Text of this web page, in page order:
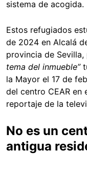
sistema de acogida.
Estos refugiados
de 2024 en Alcalá
provincia de
tema del inmueble”
la Mayor el 17 de
del centro CEAR en
reportaje de la
No es un
antigua